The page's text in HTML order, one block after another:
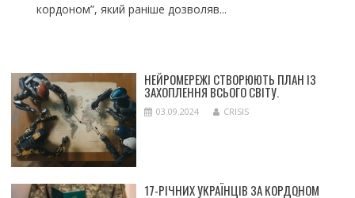
кордоном”, який раніше дозволяв...
НЕЙРОМЕРЕЖІ СТВОРЮЮТЬ ПЛАН ІЗ
ЗАХОПЛЕННЯ ВСЬОГО СВІТУ.
03.09.2024 CRISIS
17-РІЧНИХ УКРАЇНЦІВ ЗА КОРДОНОМ